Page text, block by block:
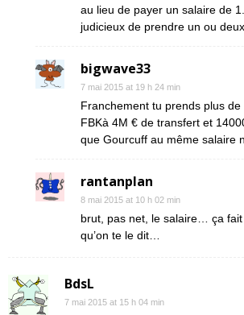
au lieu de payer un salaire de
judicieux de prendre un ou
bigwave33
7 mai 2015 at 19 h 24 min
Franchement tu prends plus
FBKà 4M € de transfert et
que Gourcuff au même salaire
rantanplan
8 mai 2015 at 10 h 02 min
brut, pas net, le salaire… ça fait
qu’on te le dit…
BdsL
7 mai 2015 at 15 h 04 min